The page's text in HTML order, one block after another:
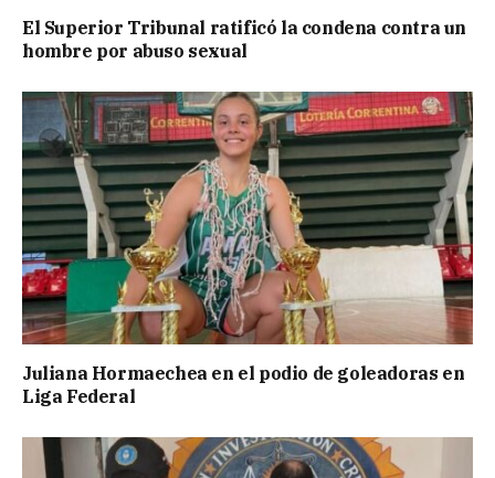
El Superior Tribunal ratificó la condena contra un
hombre por abuso sexual
Juliana Hormaechea en el podio de goleadoras en
Liga Federal